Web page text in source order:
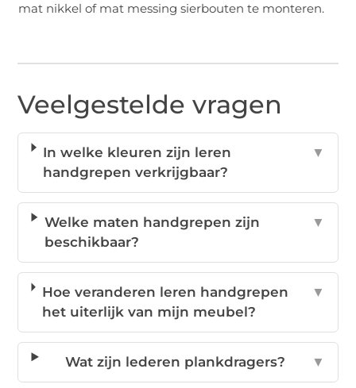
mat nikkel of mat messing sierbouten te monteren.
Veelgestelde vragen
In welke kleuren zijn leren
handgrepen verkrijgbaar?
▼
Welke maten handgrepen zijn
beschikbaar?
▼
Hoe veranderen leren handgrepen
het uiterlijk van mijn meubel?
▼
Wat zijn lederen plankdragers? ▼